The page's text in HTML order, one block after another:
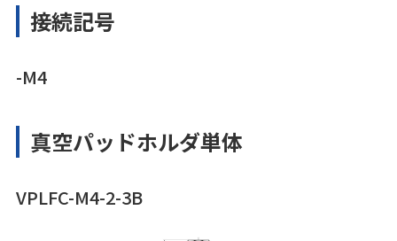
接続記号
-M4
真空パッドホルダ単体
VPLFC-M4-2-3B